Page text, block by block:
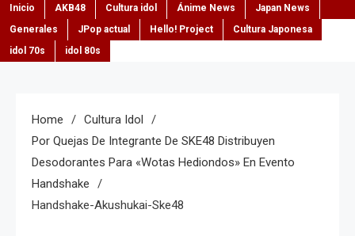
Inicio AKB48 Cultura idol Ánime News
Japan News
Generales
JPop actual Hello! Project
Cultura Japonesa
idol 70s
idol 80s
Home
Cultura Idol
Por Quejas De Integrante De SKE48 Distribuyen
Desodorantes Para «wotas Hediondos» En Evento
Handshake
Handshake-Akushukai-Ske48